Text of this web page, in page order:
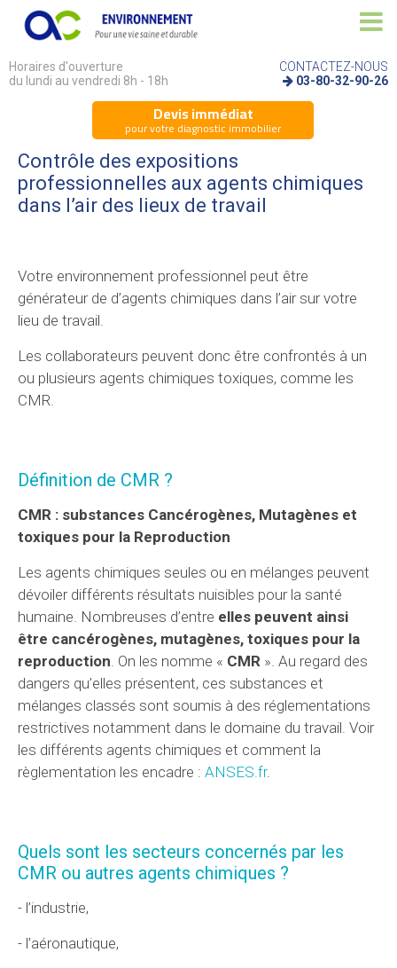
Horaires d'ouverture
du lundi au vendredi 8h - 18h
CONTACTEZ-NOUS
03-80-32-90-26
Devis immédiat
pour votre diagnostic immobilier
Contrôle des expositions
professionnelles aux agents chimiques
dans l’air des lieux de travail
Votre environnement professionnel peut être
générateur de d’agents chimiques dans l’air sur votre
lieu de travail.
Les collaborateurs peuvent donc être confrontés à un
ou plusieurs agents chimiques toxiques, comme les
CMR.
Définition de CMR ?
CMR : substances Cancérogènes, Mutagènes et
toxiques pour la Reproduction
Les agents chimiques seules ou en mélanges peuvent
dévoiler différents résultats nuisibles pour la santé
humaine. Nombreuses d’entre elles peuvent ainsi
être cancérogènes, mutagènes, toxiques pour la
reproduction . On les nomme « CMR ». Au regard des
dangers qu’elles présentent, ces substances et
mélanges classés sont soumis à des réglementations
restrictives notamment dans le domaine du travail. Voir
les différents agents chimiques et comment la
règlementation les encadre : ANSES.fr.
Quels sont les secteurs concernés par les
CMR ou autres agents chimiques ?
- l’industrie,
- l’aéronautique,